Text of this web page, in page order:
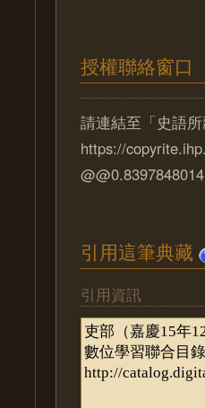
授權聯絡窗口
請連結至「史語
https://
引用這筆典藏
引用資訊